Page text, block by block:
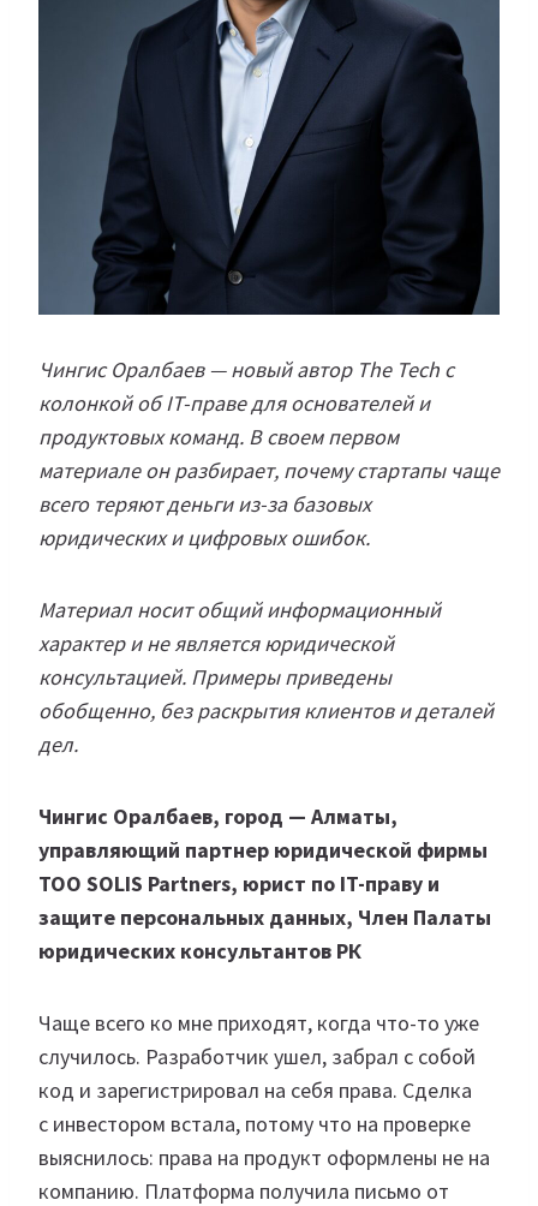
Чингис Оралбаев — новый автор The Tech с
колонкой об IT-праве для основателей и
продуктовых команд. В своем первом
материале он разбирает, почему стартапы чаще
всего теряют деньги из-за базовых
юридических и цифровых ошибок.
Материал носит общий информационный
характер и не является юридической
консультацией. Примеры приведены
обобщенно, без раскрытия клиентов и деталей
дел.
Чингис Оралбаев, город — Алматы,
управляющий партнер юридической фирмы
ТОО SOLIS Partners, юрист по IT-праву и
защите персональных данных, Член Палаты
юридических консультантов РК
Чаще всего ко мне приходят, когда что-то уже
случилось. Разработчик ушел, забрал с собой
код и зарегистрировал на себя права. Сделка
с инвестором встала, потому что на проверке
выяснилось: права на продукт оформлены не на
компанию. Платформа получила письмо от